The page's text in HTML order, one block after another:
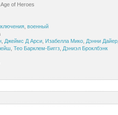
Age of Heroes
, военный
, Джеймс Д Арси, Изабелла Мико, Дэнни Дайер,
Тео Барклем-Биггз, Дэниэл Броклбэнк